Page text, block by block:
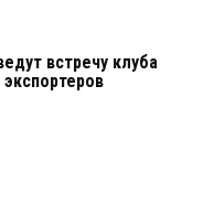
встречу клуба